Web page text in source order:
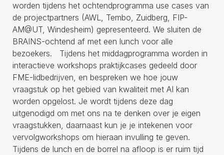
worden tijdens het ochtendprogramma use cases van
de projectpartners (AWL, Tembo, Zuidberg, FIP-
AM@UT, Windesheim) gepresenteerd. We sluiten de
BRAINS-ochtend af met een lunch voor alle
bezoekers. Tijdens het middagprogramma worden in
interactieve workshops praktijkcases gedeeld door
FME-lidbedrijven, en bespreken we hoe jouw
vraagstuk op het gebied van kwaliteit met AI kan
worden opgelost. Je wordt tijdens deze dag
uitgenodigd om met ons na te denken over je eigen
vraagstukken, daarnaast kun je je intekenen voor
vervolgworkshops om hieraan invulling te geven.
Tijdens de lunch en de borrel na afloop is er ruim tijd